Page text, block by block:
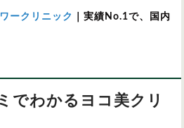
ークリニック
｜実績No.1で、国内
でわかるヨコ美クリ